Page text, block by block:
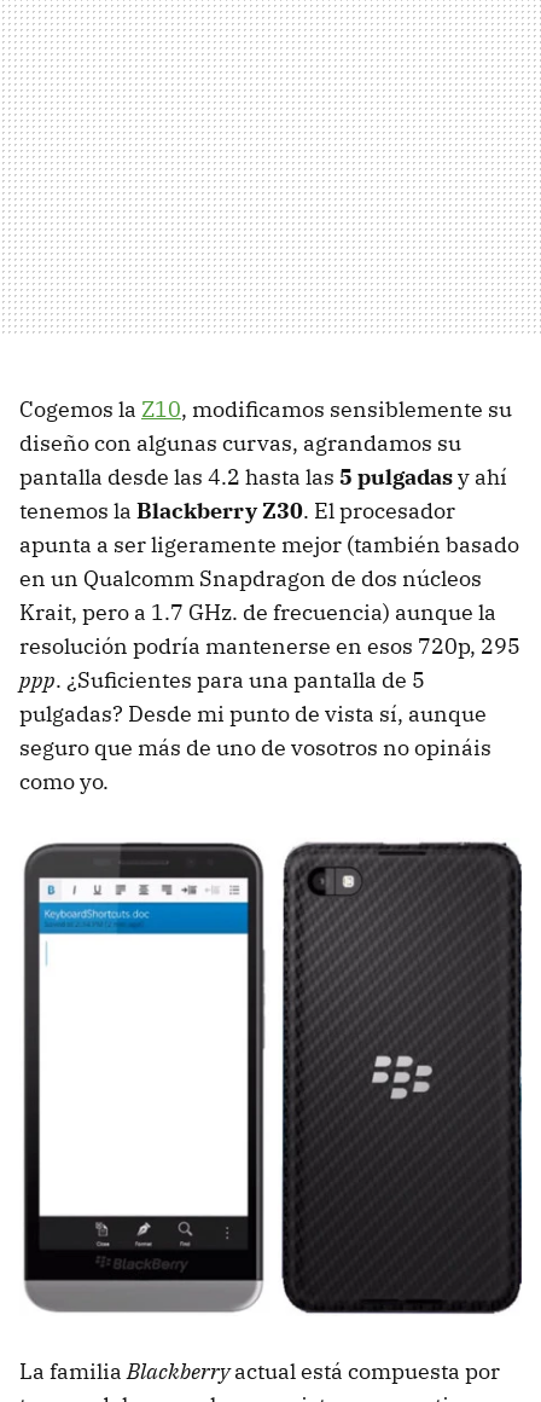
Cogemos la Z10, modificamos sensiblemente su
diseño con algunas curvas, agrandamos su
pantalla desde las 4.2 hasta las 5 pulgadasy ahí
tenemos la Blackberry Z30. El procesador
apunta a ser ligeramente mejor (también basado
en un Qualcomm Snapdragon de dos núcleos
Krait, pero a 1.7 GHz. de frecuencia) aunque la
resolución podría mantenerse en esos 720p, 295
ppp. ¿Suficientes para una pantalla de 5
pulgadas? Desde mi punto de vista sí, aunque
seguro que más de uno de vosotros no opináis
como yo.
La familiaBlackberryactual está compuesta por